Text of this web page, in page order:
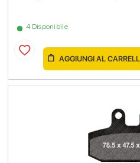
4 Disponibile
AGGIUNGI AL